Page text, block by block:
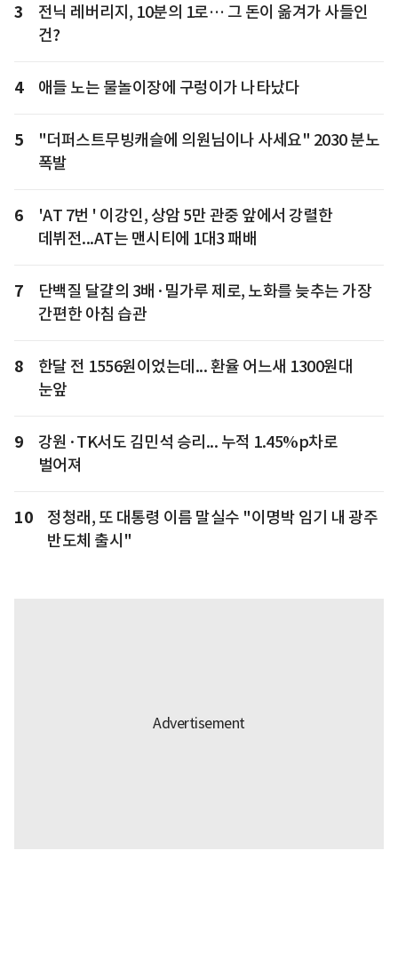
3
전닉 레버리지, 10분의 1로… 그 돈이 옮겨가 사들인
건?
4 애들 노는 물놀이장에 구렁이가 나타났다
5
"더퍼스트무빙캐슬에 의원님이나 사세요" 2030 분노
폭발
6
'AT 7번 ' 이강인, 상암 5만 관중 앞에서 강렬한
데뷔전...AT는 맨시티에 1대3 패배
7
단백질 달걀의 3배·밀가루 제로, 노화를 늦추는 가장
간편한 아침 습관
8
한달 전 1556원이었는데... 환율 어느새 1300원대
눈앞
9
강원·TK서도 김민석 승리... 누적 1.45%p차로
벌어져
10
정청래, 또 대통령 이름 말실수 "이명박 임기 내 광주
반도체 출시"